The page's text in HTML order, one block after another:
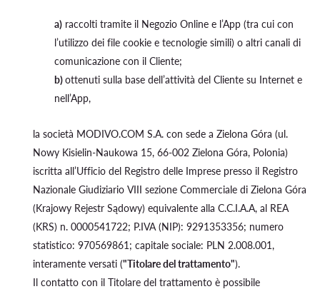
a) raccolti tramite il Negozio Online e l’App (tra cui con
l’utilizzo dei file cookie e tecnologie simili) o altri canali di
comunicazione con il Cliente;
b)ottenuti sulla base dell’attività del Cliente su Internet e
nell’App,
la società MODIVO.COM S.A. con sede a Zielona Góra (ul.
Nowy Kisielin-Naukowa 15, 66-002 Zielona Góra, Polonia)
iscritta all’Ufficio del Registro delle Imprese presso il Registro
Nazionale Giudiziario VIII sezione Commerciale di Zielona Góra
(Krajowy Rejestr Sądowy) equivalente alla C.C.I.A.A, al REA
(KRS) n. 0000541722; P.IVA (NIP): 9291353356; numero
statistico: 970569861; capitale sociale: PLN 2.008.001,
interamente versati ("Titolare del trattamento").
Il contatto con il Titolare del trattamento è possibile